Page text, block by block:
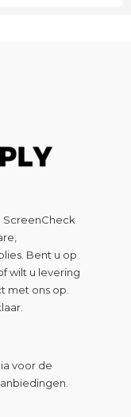
ScreenCheck
Bent u op
wilt u levering
met ons op.
voor de